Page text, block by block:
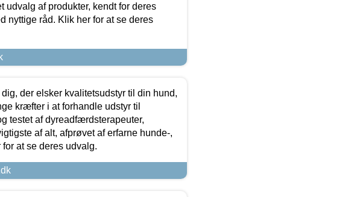
udvalg af produkter, kendt for deres
nyttige råd. Klik her for at se deres
der elsker kvalitetsudstyr til din hund,
kræfter i at forhandle udstyr til
testet af dyreadfærdsterapeuter,
af alt, afprøvet af erfarne hunde-,
at se deres udvalg.